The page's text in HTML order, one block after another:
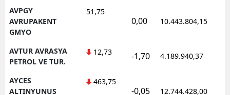
AVPGY
AVRUPAKENT
GMYO
51,75
0,00 10.443.804,15
AVTUR AVRASYA
PETROL VE TUR.
12,73 -1,70 4.189.940,37
AYCES
ALTINYUNUS
463,75
-0,05 12.744.428,00